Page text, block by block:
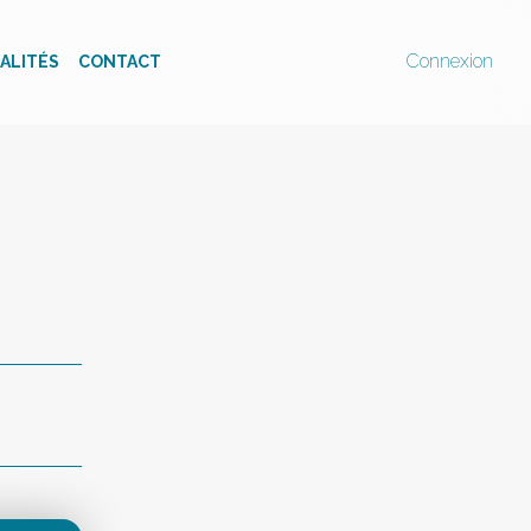
CONTACT Connexion